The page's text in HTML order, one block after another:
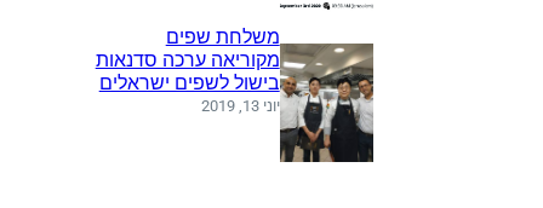
משלחת שפים
מקוריאה ערכה סדנאות
בישול לשפים ישראלים
יוני 13, 2019